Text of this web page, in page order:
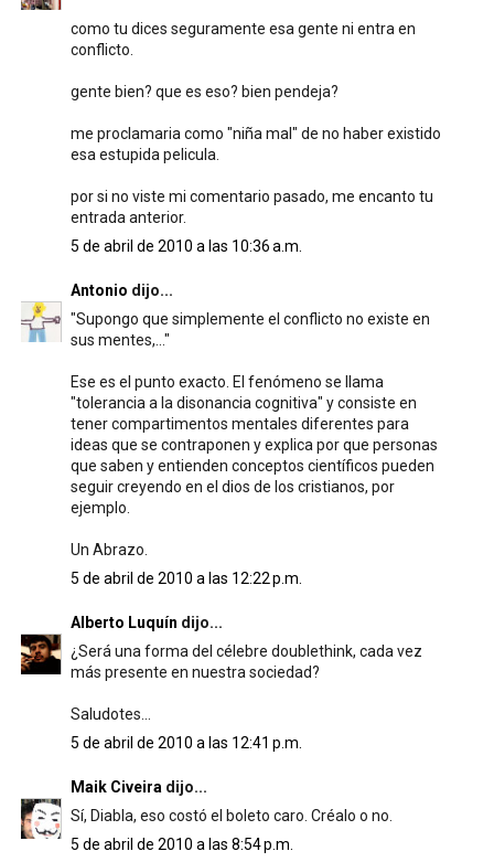
como tu dices seguramente esa gente ni entra en
conflicto.
gente bien? que es eso? bien pendeja?
me proclamaria como "niña mal" de no haber existido
esa estupida pelicula.
por si no viste mi comentario pasado, me encanto tu
entrada anterior.
5 de abril de 2010 a las 10:36 a.m.
Antonio dijo...
"Supongo que simplemente el conflicto no existe en
sus mentes,..."
Ese es el punto exacto. El fenómeno se llama
"tolerancia a la disonancia cognitiva" y consiste en
tener compartimentos mentales diferentes para
ideas que se contraponen y explica por que personas
que saben y entienden conceptos científicos pueden
seguir creyendo en el dios de los cristianos, por
ejemplo.
Un Abrazo.
5 de abril de 2010 a las 12:22 p.m.
Alberto Luquín dijo...
¿Será una forma del célebre doublethink, cada vez
más presente en nuestra sociedad?
Saludotes...
5 de abril de 2010 a las 12:41 p.m.
Maik Civeira dijo...
Sí, Diabla, eso costó el boleto caro. Créalo o no.
5 de abril de 2010 a las 8:54 p.m.